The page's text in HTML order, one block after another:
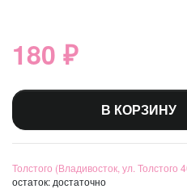
180 ₽
В КОРЗИНУ
Толстого (Владивосток, ул. Толстого
остаток: достаточно